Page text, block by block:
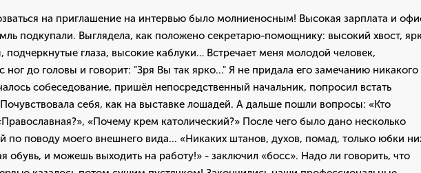
на приглашение на интервью было молниеносным! Высокая зарплата и
подкупали. Выглядела, как положено секретарю-помощнику: высокий хвост,
подчеркнутые глаза, высокие каблуки… Встречает меня молодой человек,
ног до головы и говорит: "Зря Вы так ярко..." Я не придала его замечанию никакого
собеседование, пришёл непосредственный начальник, попросил встать
Почувствовала себя, как на выставке лошадей. А дальше пошли вопросы: «Кто
«Почему крем католический?» После чего было дано несколько
по поводу моего внешнего вида... «Никаких штанов, духов, помад, только юбки
обувь, и можешь выходить на работу!» - заключил «босс». Надо ли говорить, что